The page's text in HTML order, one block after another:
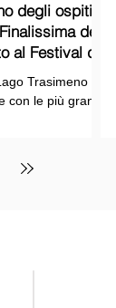
degli ospiti
al Festival del
2026!Trasimeno si
con le più grandi
– guidata dal